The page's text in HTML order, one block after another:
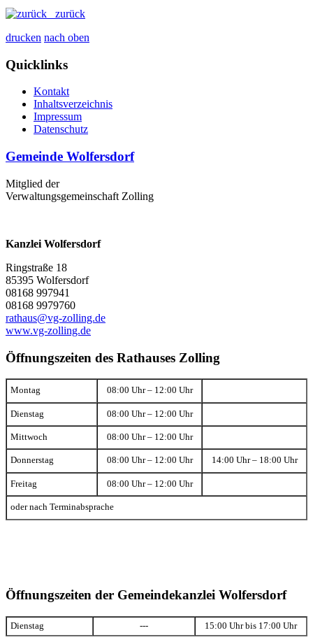
zurück
drucken nach oben
Quicklinks
Kontakt
Inhaltsverzeichnis
Impressum
Datenschutz
Gemeinde Wolfersdorf
Mitglied der
Verwaltungsgemeinschaft Zolling
Kanzlei Wolfersdorf
Ringstraße 18
85395 Wolfersdorf
08168 997941
08168 9979760
rathaus@vg-zolling.de
www.vg-zolling.de
Öffnungszeiten des Rathauses Zolling
Montag 08:00 Uhr – 12:00 Uhr
Dienstag 08:00 Uhr – 12:00 Uhr
Mittwoch 08:00 Uhr – 12:00 Uhr
Donnerstag 08:00 Uhr – 12:00 Uhr 14:00 Uhr – 18:00 Uhr
Freitag 08:00 Uhr – 12:00 Uhr
oder nach Terminabsprache
Öffnungszeiten der Gemeindekanzlei Wolfersdorf
Dienstag --- 15:00 Uhr bis 17:00 Uhr